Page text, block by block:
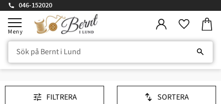
Meny
046-152020
FILTRERA SORTERA